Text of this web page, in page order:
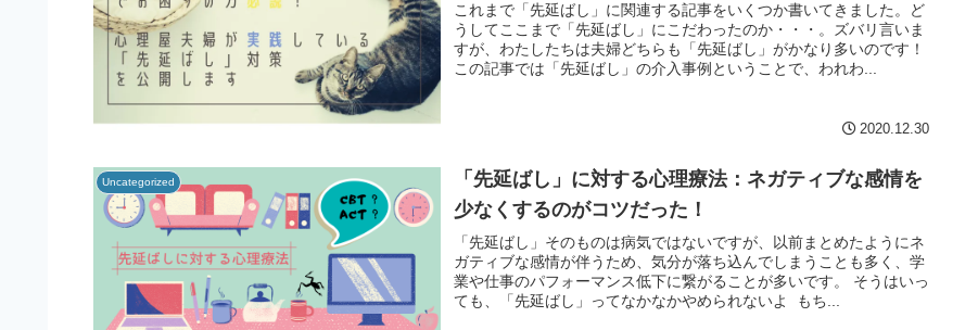
これまで「先延ばし」に関連する記事をいくつか書いてきました。ど
うしてここまで「先延ばし」にこだわったのか・・・。ズバリ言いま
すが、わたしたちは夫婦どちらも「先延ばし」がかなり多いのです！
この記事では「先延ばし」の介入事例ということで、われわ...
2020.12.30
Uncategorized
「先延ばし」に対する心理療法：ネガティブな感情を
少なくするのがコツだった！
「先延ばし」そのものは病気ではないですが、以前まとめたようにネ
ガティブな感情が伴うため、気分が落ち込んでしまうことも多く、学
業や仕事のパフォーマンス低下に繋がることが多いです。 そうはいっ
ても、「先延ばし」ってなかなかやめられないよ もち...